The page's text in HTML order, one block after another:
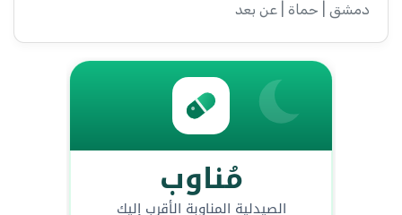
دمشق | حماة | عن بعد